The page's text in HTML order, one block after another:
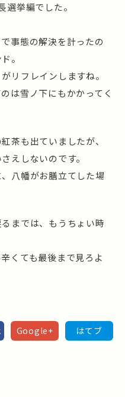
選挙編でした。
事態の解決を計ったの
。
リフレインしますね。
は雪ノ下にもかかってく
茶も出ていましたが、
えしないのです。
八幡がお膳立てした場
までは、もうちょい時
くても最後まで見ろよ
Google+ はてブ